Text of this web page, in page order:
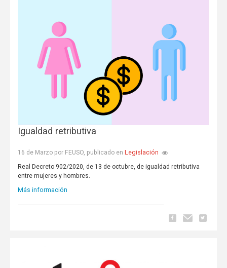
Igualdad retributiva
16 de Marzo por FEUSO, publicado en Legislación
Real Decreto 902/2020, de 13 de octubre, de igualdad retributiva
entre mujeres y hombres.
Más información